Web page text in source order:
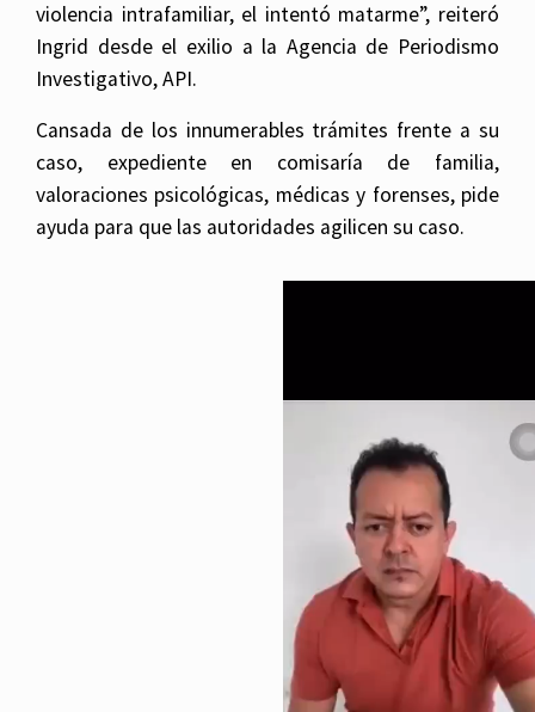
violencia intrafamiliar, el intentó matarme”, reiteró
Ingrid desde el exilio a la Agencia de Periodismo
Investigativo, API.
Cansada de los innumerables trámites frente a su
caso, expediente en comisaría de familia,
valoraciones psicológicas, médicas y forenses, pide
ayuda para que las autoridades agilicen su caso.